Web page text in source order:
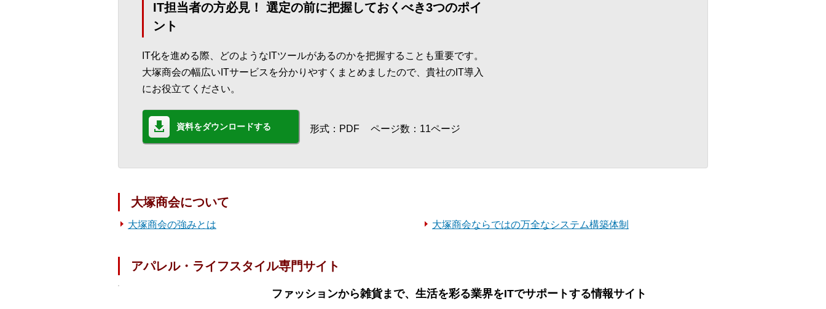
IT担当者の方必見！ 選定の前に把握しておくべき3つのポイ
ント
IT化を進める際、どのようなITツールがあるのかを把握することも重要です。
大塚商会の幅広いITサービスを分かりやすくまとめましたので、貴社のIT導入
にお役立てください。
資料をダウンロードする 形式：PDF ページ数：11ページ
大塚商会について
大塚商会の強みとは 大塚商会ならではの万全なシステム構築体制
アパレル・ライフスタイル専門サイト
ファッションから雑貨まで、生活を彩る業界をITでサポートする情報サイト